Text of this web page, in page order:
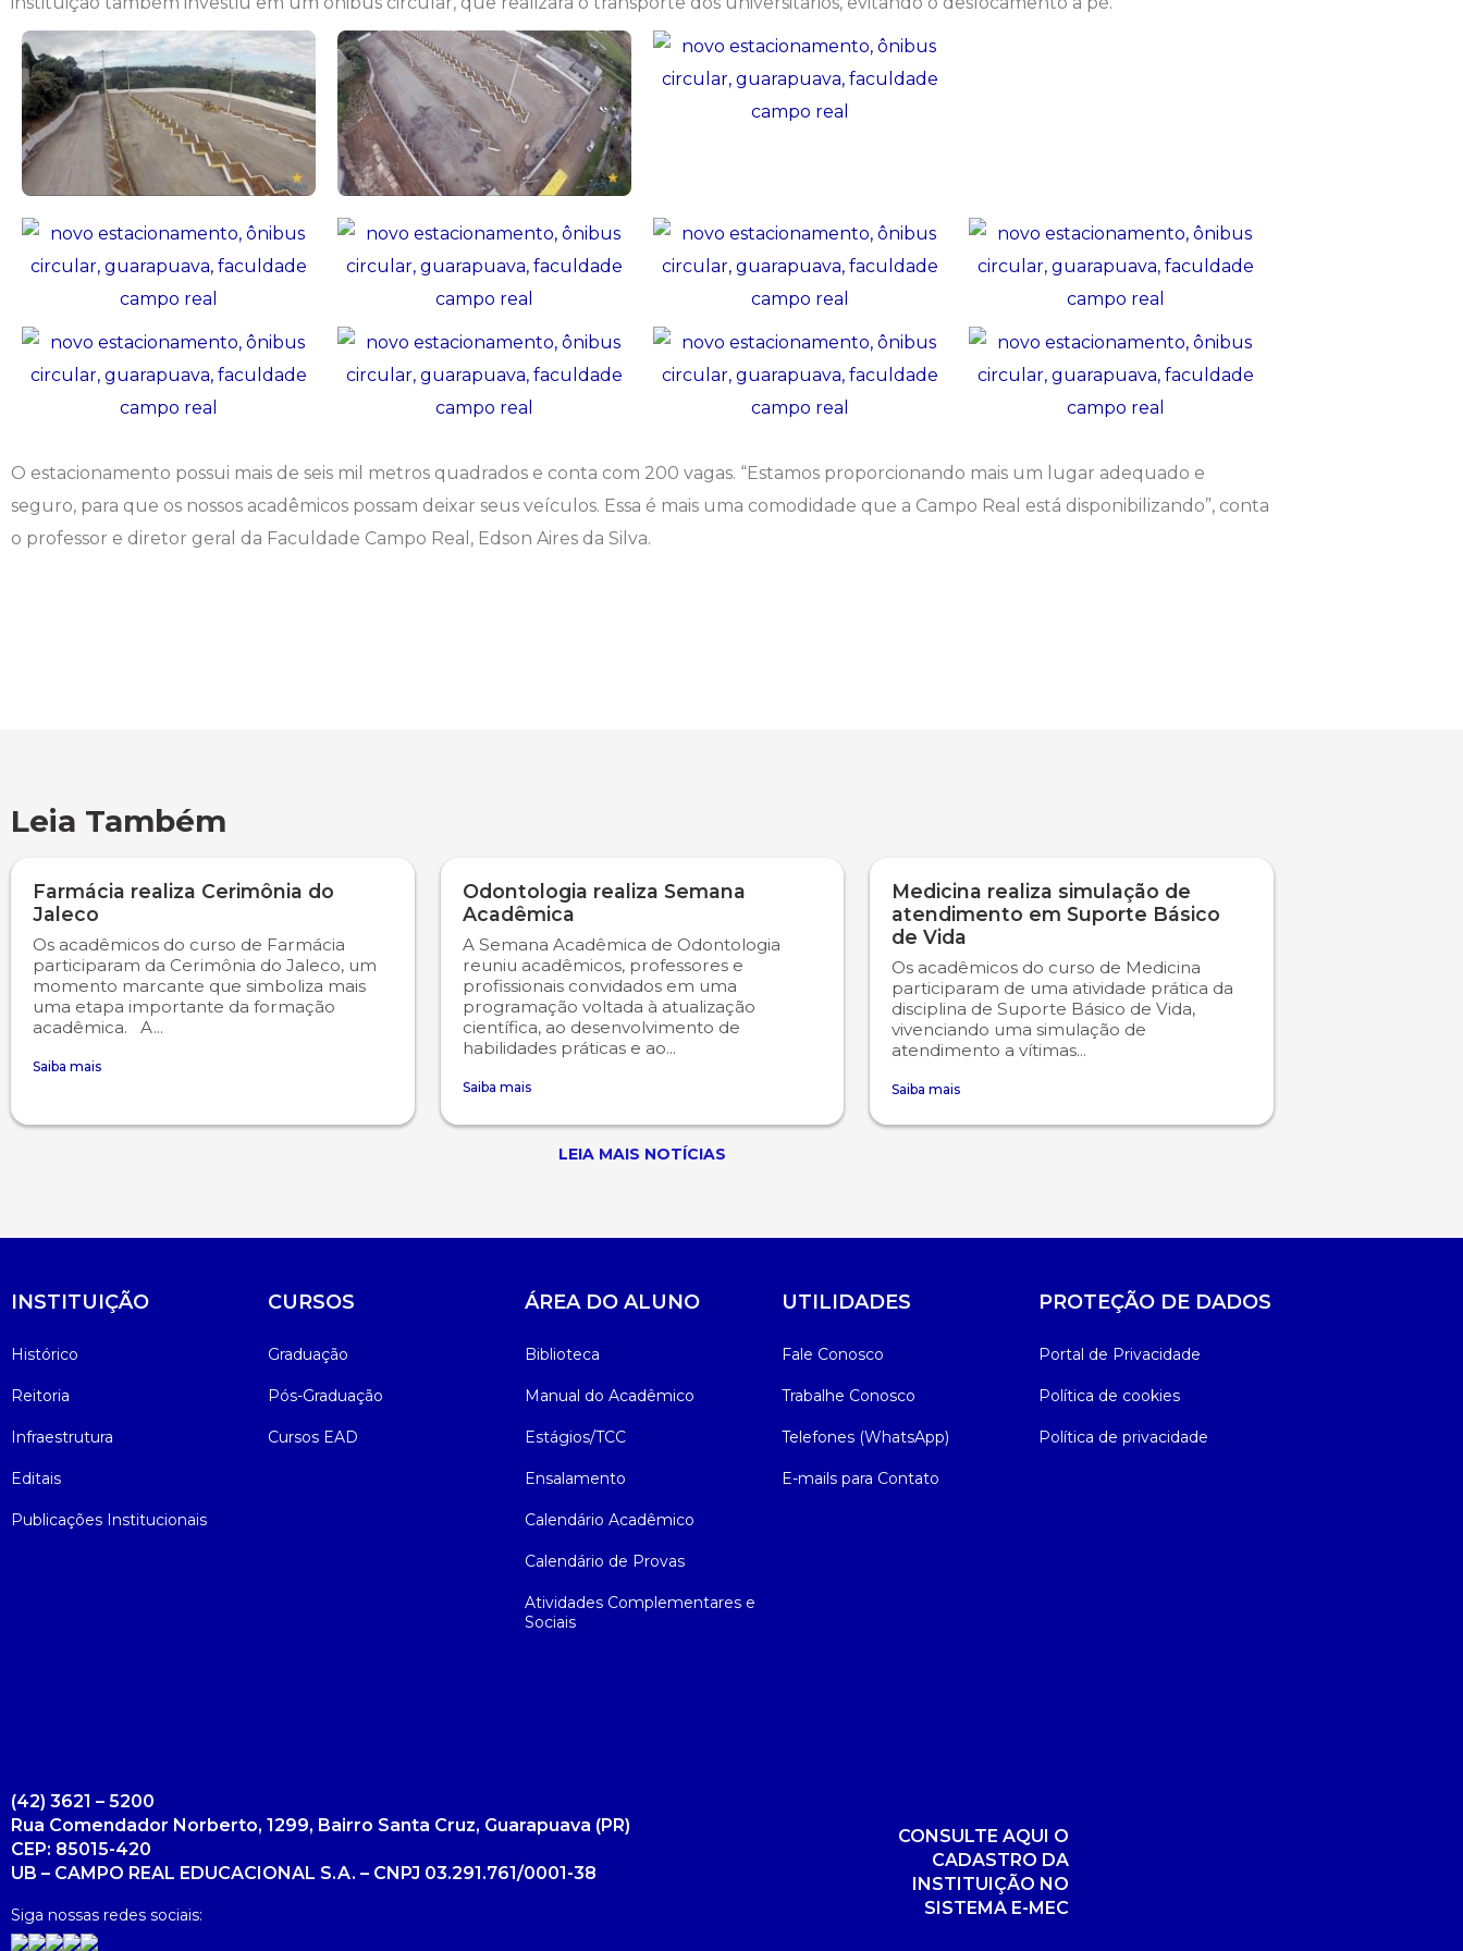
O estacionamento possui mais de seis mil metros quadrados e conta com 200 vagas. “Estamos proporcionando mais um lugar adequado e
seguro, para que os nossos acadêmicos possam deixar seus veículos. Essa é mais uma comodidade que a Campo Real está disponibilizando”, conta
o professor e diretor geral da Faculdade Campo Real, Edson Aires da Silva.
Leia Também
Farmácia realiza Cerimônia do
Jaleco
Os acadêmicos do curso de Farmácia
participaram da Cerimônia do Jaleco, um
momento marcante que simboliza mais
uma etapa importante da formação
acadêmica. A...
Saiba mais
Odontologia realiza Semana
Acadêmica
A Semana Acadêmica de Odontologia
reuniu acadêmicos, professores e
profissionais convidados em uma
programação voltada à atualização
científica, ao desenvolvimento de
habilidades práticas e ao...
Saiba mais
Medicina realiza simulação de
atendimento em Suporte Básico
de Vida
Os acadêmicos do curso de Medicina
participaram de uma atividade prática da
disciplina de Suporte Básico de Vida,
vivenciando uma simulação de
atendimento a vítimas...
Saiba mais
LEIA MAIS NOTÍCIAS
INSTITUIÇÃO
Histórico
Reitoria
Infraestrutura
Editais
Publicações Institucionais
CURSOS
Graduação
Pós-Graduação
Cursos EAD
ÁREA DO ALUNO
Biblioteca
Manual do Acadêmico
Estágios/TCC
Ensalamento
Calendário Acadêmico
Calendário de Provas
Atividades Complementares e
Sociais
UTILIDADES
Fale Conosco
Trabalhe Conosco
Telefones (WhatsApp)
E-mails para Contato
PROTEÇÃO DE DADOS
Portal de Privacidade
Política de cookies
Política de privacidade
(42) 3621 – 5200
Rua Comendador Norberto, 1299, Bairro Santa Cruz, Guarapuava (PR)
CEP: 85015-420
UB – CAMPO REAL EDUCACIONAL S.A. – CNPJ 03.291.761/0001-38
Siga nossas redes sociais:
CONSULTE AQUI O
CADASTRO DA
INSTITUIÇÃO NO
SISTEMA E-MEC
Psicologia
Publicidade e Propaganda
Segunda Chamada
Seguro Escolar
Sapien
Simulado Preparatório
Publicações Científicas
Revistas Campo Real
WhatsApp Campo Real